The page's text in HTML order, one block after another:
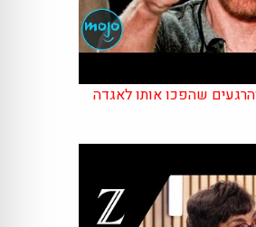
והרגעים שהפכו אותו לאגדה